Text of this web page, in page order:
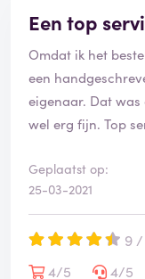
Een top
Omdat ik het
een
eigenaar. Dat
wel erg fijn. Top
Geplaatst op:
25-03-2021
9 /
4/5
4/5